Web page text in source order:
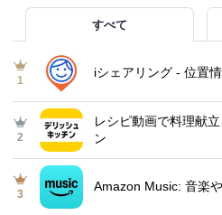
すべて
1
iシェアリング - 位置
2
レシピ動画で料理献
ン
3
Amazon Music: 音楽